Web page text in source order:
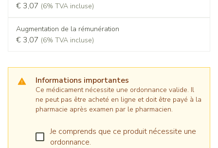
€ 3,07 (6% TVA incluse)
Augmentation de la rémunération
€ 3,07 (6% TVA incluse)
Informations importantes
Ce médicament nécessite une ordonnance valide. Il
ne peut pas être acheté en ligne et doit être payé à la
pharmacie après examen par le pharmacien.
Je comprends que ce produit nécessite une
ordonnance.